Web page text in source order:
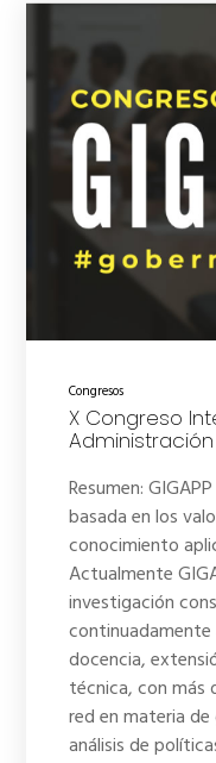
Congresos
X Congreso
Resumen:
basada en los
conocimiento
Actualmente
investigación
docencia,
técnica, con más
red en materia
análisis de